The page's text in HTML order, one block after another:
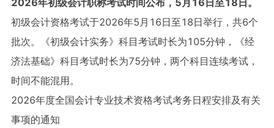
初级会计资格考试于2026年5月16日至18日举行，共6个
批次。《初级会计实务》科目考试时长为105分钟，《经
济法基础》科目考试时长为75分钟，两个科目连续考试，
时间不能混用。
2026年度全国会计专业技术资格考试考务日程安排及有关
事项的通知